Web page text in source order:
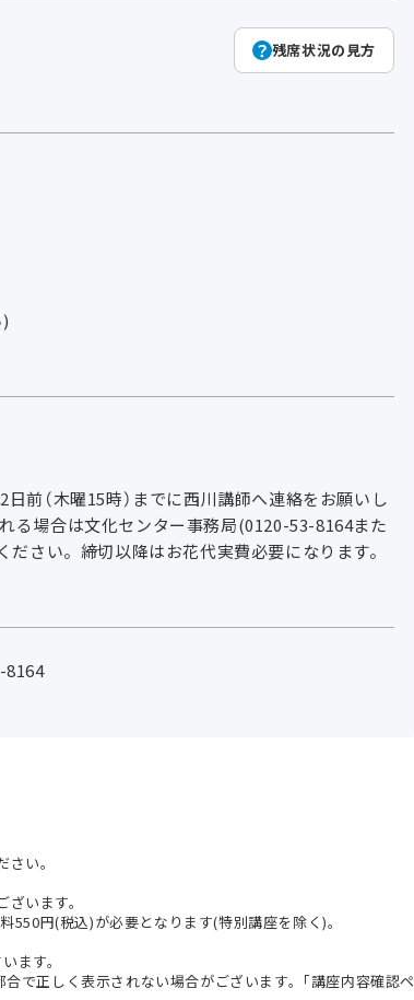
残席状況の見方
前（木曜15時）までに西川講師へ連絡をお願いし
る場合は文化センター事務局(0120-53-8164また
さい。締切以降はお花代実費必要になります。
8164
い。
います。
円(税込)が必要となります(特別講座を除く)。
ます。
で正しく表示されない場合がございます。｢講座内容確認ペ